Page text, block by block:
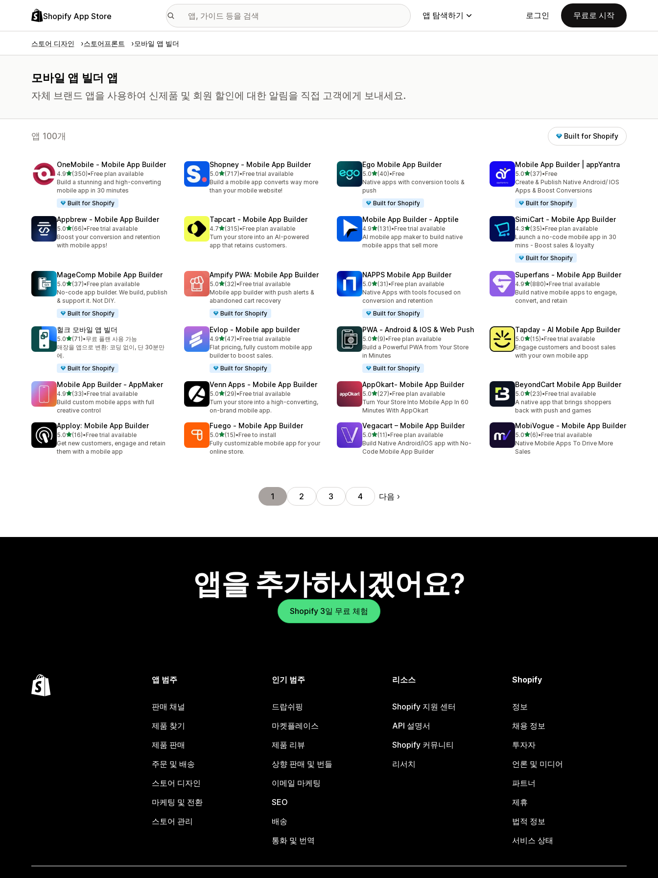
Shopify App Store 앱 탐색하기 로그인 무료로 시작
스토어 디자인 스토어프론트 모바일 앱 빌더
모바일 앱 빌더 앱
자체 브랜드 앱을 사용하여 신제품 및 회원 할인에 대한 알림을 직접 고객에게 보내세요.
앱 100개 Built for Shopify
OneMobile ‑ Mobile App Builder
4.9별 5개 중
(350)
총 리뷰 350개
•Free plan available
Build a stunning and high-converting
mobile app in 30 minutes
Built for Shopify
Shopney ‑ Mobile App Builder
5.0별 5개 중
(717)
총 리뷰 717개
•Free trial available
Build a mobile app converts way more
than your mobile website!
Ego Mobile App Builder
5.0별 5개 중
(40)
총 리뷰 40개
•Free
Native apps with conversion tools &
push
Built for Shopify
Mobile App Builder | appYantra
5.0별 5개 중
(37)
총 리뷰 37개
•Free
Create & Publish Native Android/ IOS
Apps & Boost Conversions
Built for Shopify
Appbrew ‑ Mobile App Builder
5.0별 5개 중
(66)
총 리뷰 66개
•Free trial available
Boost your conversion and retention
with mobile apps!
Tapcart ‑ Mobile App Builder
4.7별 5개 중
(315)
총 리뷰 315개
•Free plan available
Turn your store into an AI-powered
app that retains customers.
Mobile App Builder ‑ Apptile
4.9별 5개 중
(131)
총 리뷰 131개
•Free trial available
AI mobile app maker to build native
mobile apps that sell more
SimiCart ‑ Mobile App Builder
4.3별 5개 중
(35)
총 리뷰 35개
•Free plan available
Launch a no-code mobile app in 30
mins - Boost sales & loyalty
Built for Shopify
MageComp Mobile App Builder
5.0별 5개 중
(37)
총 리뷰 37개
•Free plan available
No-code app builder. We build, publish
& support it. Not DIY.
Built for Shopify
Ampify PWA: Mobile App Builder
5.0별 5개 중
(32)
총 리뷰 32개
•Free trial available
Mobile app builder with push alerts &
abandoned cart recovery
Built for Shopify
NAPPS Mobile App Builder
5.0별 5개 중
(31)
총 리뷰 31개
•Free plan available
Native Apps with tools focused on
conversion and retention
Built for Shopify
Superfans ‑ Mobile App Builder
4.9별 5개 중
(880)
총 리뷰 880개
•Free trial available
Build native mobile apps to engage,
convert, and retain
헐크 모바일 앱 빌더
5.0별 5개 중
(71)
총 리뷰 71개
•무료 플랜 사용 가능
매장을 앱으로 변환: 코딩 없이, 단 30분만
에.
Built for Shopify
Evlop ‑ Mobile app builder
4.9별 5개 중
(47)
총 리뷰 47개
•Free trial available
Flat pricing, fully custom mobile app
builder to boost sales.
Built for Shopify
PWA ‑ Android & IOS & Web Push
5.0별 5개 중
(9)
총 리뷰 9개
•Free plan available
Build a Powerful PWA from Your Store
in Minutes
Built for Shopify
Tapday ‑ AI Mobile App Builder
5.0별 5개 중
(15)
총 리뷰 15개
•Free trial available
Engage customers and boost sales
with your own mobile app
Mobile App Builder ‑ AppMaker
4.9별 5개 중
(33)
총 리뷰 33개
•Free trial available
Build custom mobile apps with full
creative control
Venn Apps ‑ Mobile App Builder
5.0별 5개 중
(29)
총 리뷰 29개
•Free trial available
Turn your store into a high-converting,
on-brand mobile app.
AppOkart‑ Mobile App Builder
5.0별 5개 중
(27)
총 리뷰 27개
•Free plan available
Turn Your Store Into Mobile App In 60
Minutes With AppOkart
BeyondCart Mobile App Builder
5.0별 5개 중
(23)
총 리뷰 23개
•Free trial available
A native app that brings shoppers
back with push and games
Apploy: Mobile App Builder
5.0별 5개 중
(16)
총 리뷰 16개
•Free trial available
Get new customers, engage and retain
them with a mobile app
Fuego ‑ Mobile App Builder
5.0별 5개 중
(15)
총 리뷰 15개
•Free to install
Fully customizable mobile app for your
online store.
Vegacart – Mobile App Builder
5.0별 5개 중
(11)
총 리뷰 11개
•Free plan available
Build Native Android/iOS app with No-
Code Mobile App Builder
MobiVogue ‑ Mobile App Builder
5.0별 5개 중
(6)
총 리뷰 6개
•Free trial available
Native Mobile Apps To Drive More
Sales
1 2 3 4 다음
앱을 추가하시겠어요?
Shopify 3일 무료 체험
앱 범주
판매 채널
제품 찾기
제품 판매
주문 및 배송
스토어 디자인
마케팅 및 전환
스토어 관리
인기 범주
드랍쉬핑
마켓플레이스
제품 리뷰
상향 판매 및 번들
이메일 마케팅
SEO
배송
통화 및 번역
리소스
Shopify 지원 센터
API 설명서
Shopify 커뮤니티
리서치
Shopify
정보
채용 정보
투자자
언론 및 미디어
파트너
제휴
법적 정보
서비스 상태